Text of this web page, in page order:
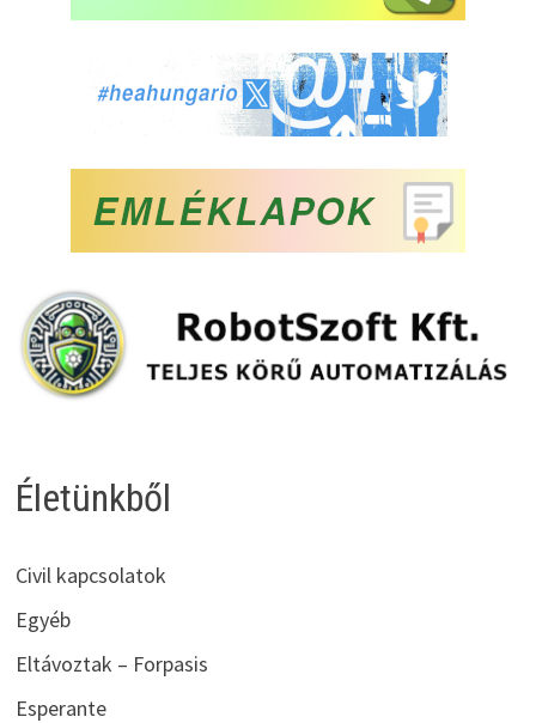
Életünkből
Civil kapcsolatok
Egyéb
Eltávoztak – Forpasis
Esperante